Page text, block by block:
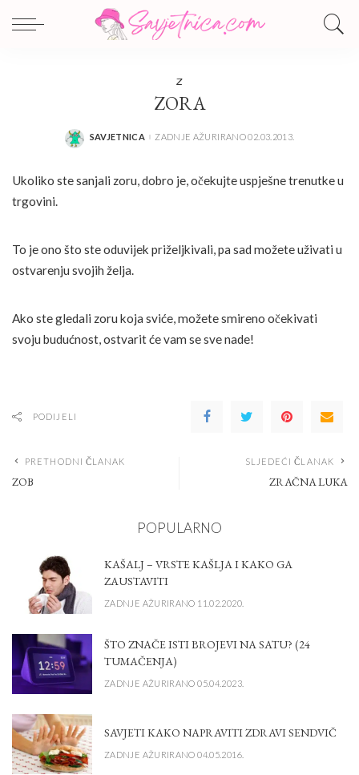
Z
ZORA
POSTED
SAVJETNICA ZADNJE AŽURIRANO 02.03.2013.
Ukoliko ste sanjali zoru, dobro je, očekujte uspješne trenutke u
trgovini.
To je ono što ste oduvijek priželjkivali, pa sad možete uživati u
ostvarenju svojih želja.
Ako ste gledali zoru koja sviće, možete smireno očekivati
svoju budućnost, ostvarit će vam se sve nade!
PODIJELI
PRETHODNI ČLANAK
ZOB
SLJEDEĆI ČLANAK
ZRAČNA LUKA
POPULARNO
KAŠALJ – VRSTE KAŠLJA I KAKO GA
ZAUSTAVITI
ZADNJE AŽURIRANO 11.02.2020.
ŠTO ZNAČE ISTI BROJEVI NA SATU? (24
TUMAČENJA)
ZADNJE AŽURIRANO 05.04.2023.
SAVJETI KAKO NAPRAVITI ZDRAVI SENDVIČ
ZADNJE AŽURIRANO 04.05.2016.